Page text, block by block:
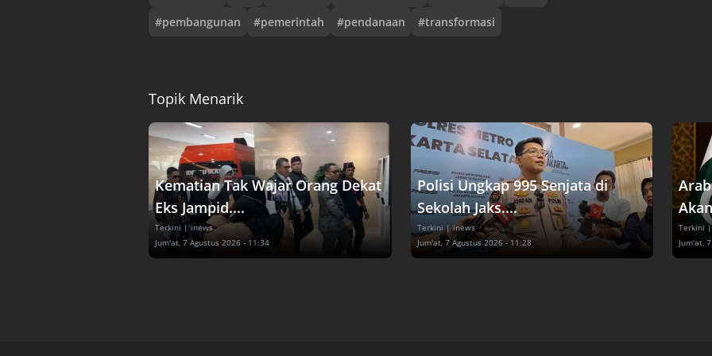
#pembangunan #pemerintah #pendanaan #transformasi
Topik Menarik
Kematian Tak Wajar Orang Dekat
Eks Jampid....
Terkini | inews
Jum'at, 7 Agustus 2026 - 11:34
Polisi Ungkap 995 Senjata di
Sekolah Jaks....
Terkini | inews
Jum'at, 7 Agustus 2026 - 11:28
Terkini |
Jum'at,